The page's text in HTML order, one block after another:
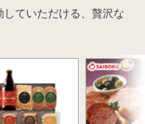
ていただける、贅沢な